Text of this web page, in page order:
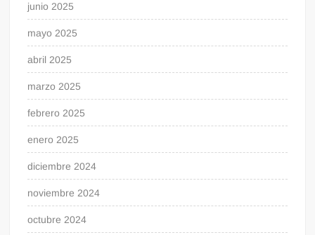
junio 2025
mayo 2025
abril 2025
marzo 2025
febrero 2025
enero 2025
diciembre 2024
noviembre 2024
octubre 2024